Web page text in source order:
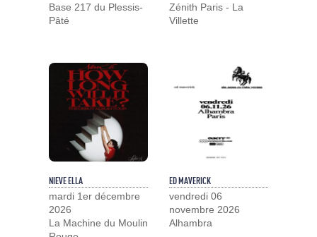
Base 217 du Plessis-
Pâté
Zénith Paris - La
Villette
NIEVE ELLA
mardi 1er décembre
2026
La Machine du Moulin
ED MAVERICK
vendredi 06
novembre 2026
Alhambra